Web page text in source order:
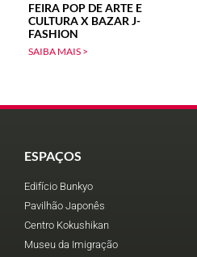
FEIRA POP DE ARTE E
CULTURA X BAZAR J-
FASHION
SAIBA MAIS >
ESPAÇOS
Edifício Bunkyo
Pavilhão Japonês
Centro Kokushikan
Museu da Imigração